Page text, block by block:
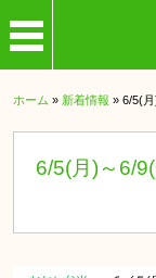
ホーム » 新着情報 » 6/5(
6/5(月)～6/